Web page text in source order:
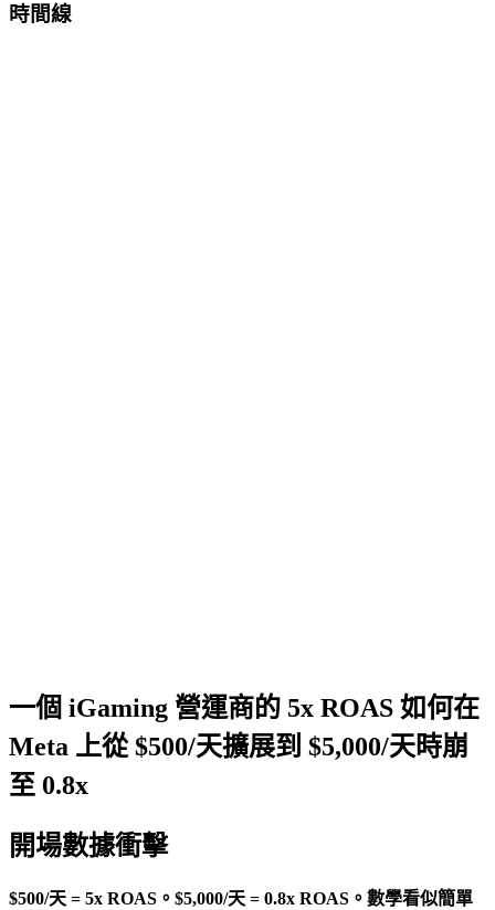
時間線
一個 iGaming 營運商的 5x ROAS 如何在
Meta 上從 $500/天擴展到 $5,000/天時崩
至 0.8x
開場數據衝擊
$500/天 = 5x ROAS。$5,000/天 = 0.8x ROAS。數學看似簡單